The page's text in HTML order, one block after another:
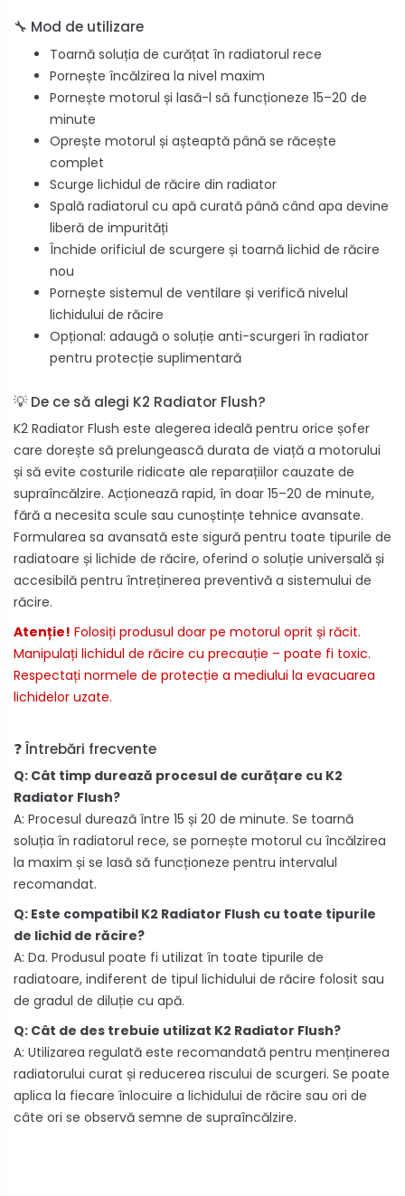
🔧 Mod de utilizare
Toarnă soluția de curățat în radiatorul rece
Pornește încălzirea la nivel maxim
Pornește motorul și lasă-l să funcționeze 15–20 de
minute
Oprește motorul și așteaptă până se răcește
complet
Scurge lichidul de răcire din radiator
Spală radiatorul cu apă curată până când apa devine
liberă de impurități
Închide orificiul de scurgere și toarnă lichid de răcire
nou
Pornește sistemul de ventilare și verifică nivelul
lichidului de răcire
Opțional: adaugă o soluție anti-scurgeri în radiator
pentru protecție suplimentară
💡 De ce să alegi K2 Radiator Flush?
K2 Radiator Flush este alegerea ideală pentru orice șofer
care dorește să prelungească durata de viață a motorului
și să evite costurile ridicate ale reparațiilor cauzate de
supraîncălzire. Acționează rapid, în doar 15–20 de minute,
fără a necesita scule sau cunoștințe tehnice avansate.
Formularea sa avansată este sigură pentru toate tipurile de
radiatoare și lichide de răcire, oferind o soluție universală și
accesibilă pentru întreținerea preventivă a sistemului de
răcire.
Atenție! Folosiți produsul doar pe motorul oprit și răcit.
Manipulați lichidul de răcire cu precauție – poate fi toxic.
Respectați normele de protecție a mediului la evacuarea
lichidelor uzate.
❓ Întrebări frecvente
Q: Cât timp durează procesul de curățare cu K2
Radiator Flush?
A: Procesul durează între 15 și 20 de minute. Se toarnă
soluția în radiatorul rece, se pornește motorul cu încălzirea
la maxim și se lasă să funcționeze pentru intervalul
recomandat.
Q: Este compatibil K2 Radiator Flush cu toate tipurile
de lichid de răcire?
A: Da. Produsul poate fi utilizat în toate tipurile de
radiatoare, indiferent de tipul lichidului de răcire folosit sau
de gradul de diluție cu apă.
Q: Cât de des trebuie utilizat K2 Radiator Flush?
A: Utilizarea regulată este recomandată pentru menținerea
radiatorului curat și reducerea riscului de scurgeri. Se poate
aplica la fiecare înlocuire a lichidului de răcire sau ori de
câte ori se observă semne de supraîncălzire.